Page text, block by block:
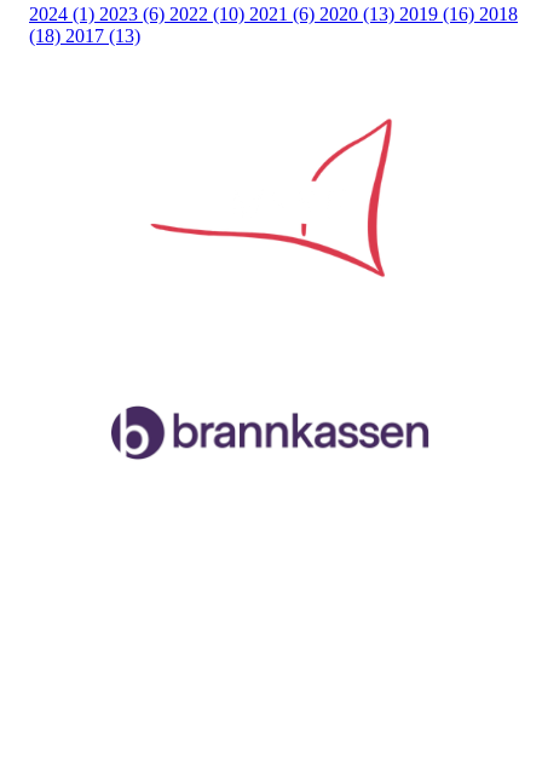
2024 (1) 2023 (6) 2022 (10) 2021 (6) 2020 (13) 2019 (16) 2018
(18) 2017 (13)